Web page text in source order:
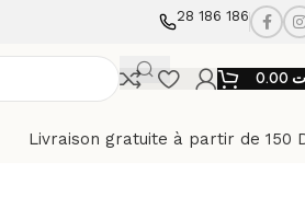
28 186 186
Livraison gratuite à partir de 150